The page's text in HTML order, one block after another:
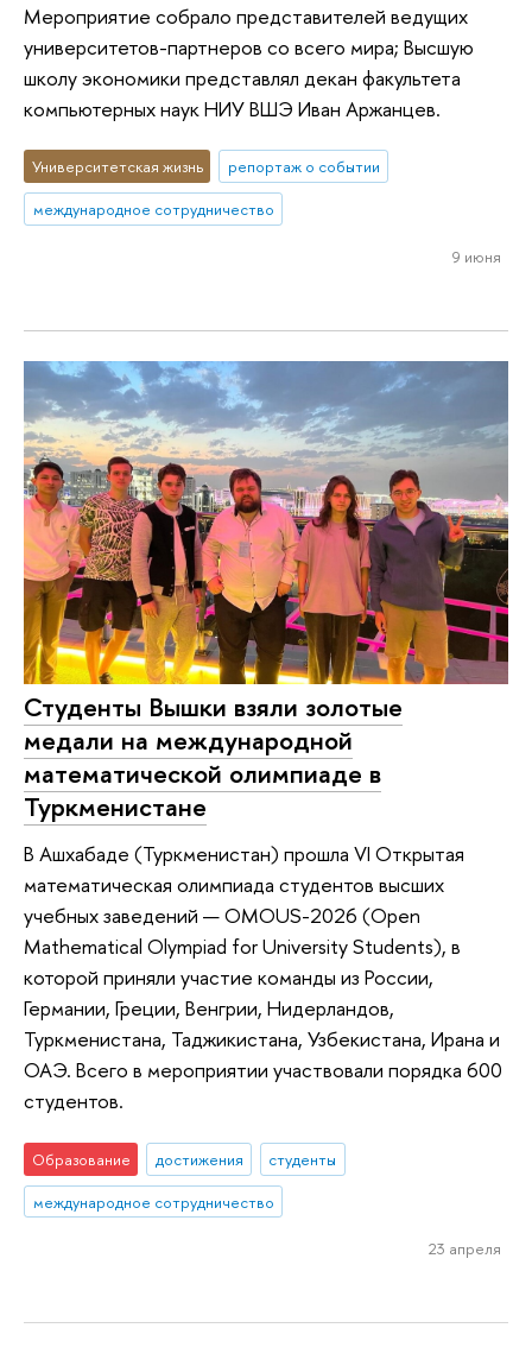
Мероприятие собрало представителей ведущих
университетов-партнеров со всего мира; Высшую
школу экономики представлял декан факультета
компьютерных наук НИУ ВШЭ Иван Аржанцев.
Университетская жизнь
репортаж о событии
международное сотрудничество
9 июня
Студенты Вышки взяли золотые
медали на международной
математической олимпиаде в
Туркменистане
В Ашхабаде (Туркменистан) прошла VI Открытая
математическая олимпиада студентов высших
учебных заведений — OMOUS-2026 (Open
Mathematical Olympiad for University Students), в
которой приняли участие команды из России,
Германии, Греции, Венгрии, Нидерландов,
Туркменистана, Таджикистана, Узбекистана, Ирана и
ОАЭ. Всего в мероприятии участвовали порядка 600
студентов.
Образование достижения
студенты
международное сотрудничество
23 апреля